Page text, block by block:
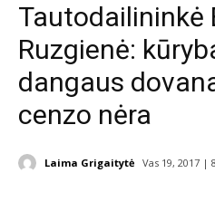
Tautodailininkė
Ruzgienė:
dangaus
cenzo nėra
Laima Grigaitytė Vas 19, 2017 |